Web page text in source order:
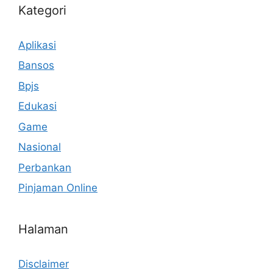
Kategori
Aplikasi
Bansos
Bpjs
Edukasi
Game
Nasional
Perbankan
Pinjaman Online
Halaman
Disclaimer